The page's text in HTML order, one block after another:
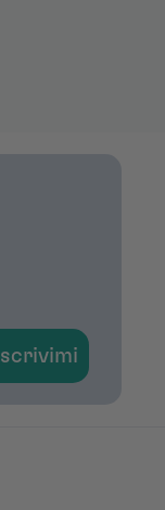
Iscrivimi